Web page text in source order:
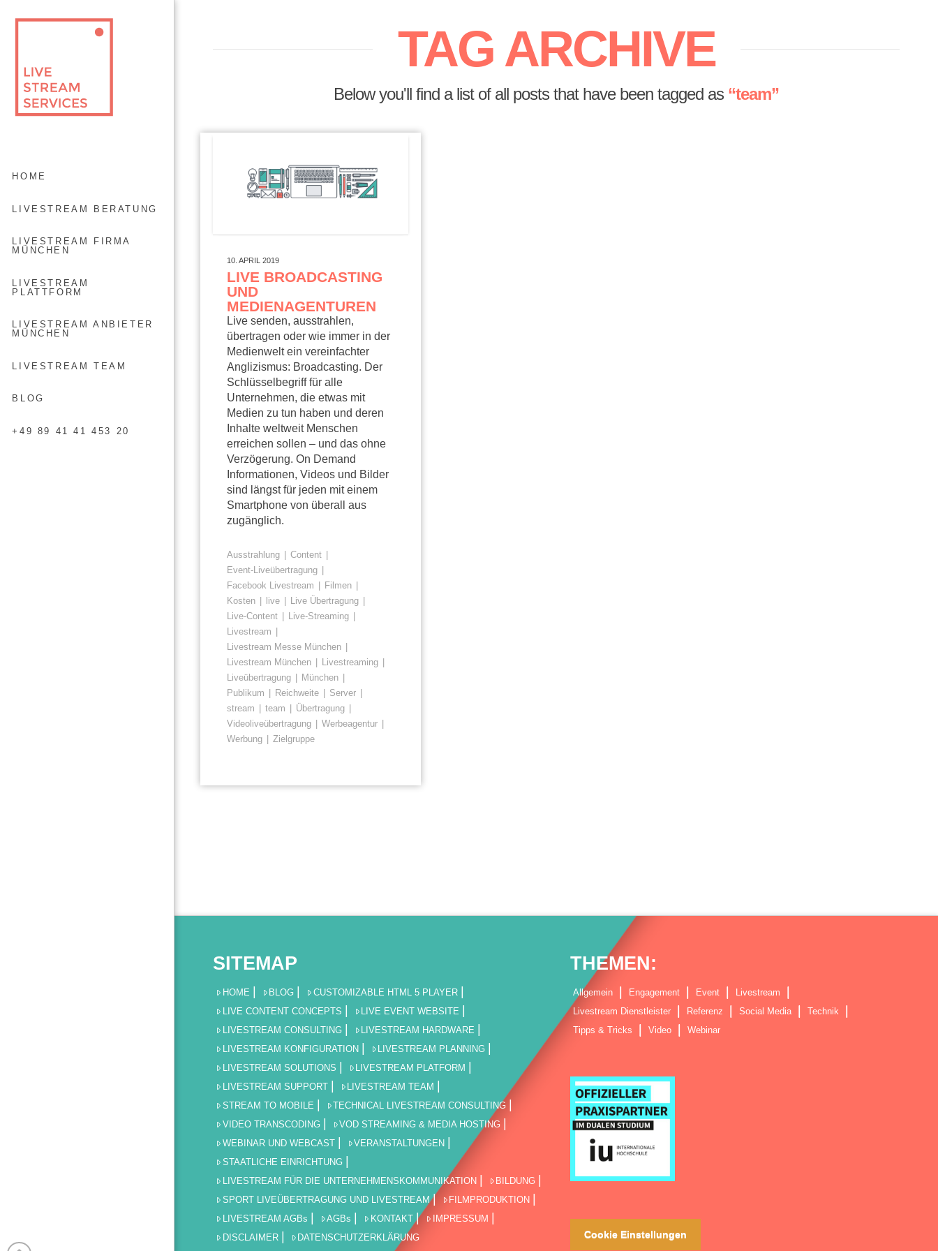
HOME
LIVESTREAM BERATUNG
LIVESTREAM FIRMA
MÜNCHEN
LIVESTREAM
PLATTFORM
LIVESTREAM ANBIETER
MÜNCHEN
LIVESTREAM TEAM
BLOG
+49 89 41 41 453 20
TAG ARCHIVE
Below you'll find a list of all posts that have been tagged as “team”
10. APRIL 2019
LIVE BROADCASTING
UND
MEDIENAGENTUREN
Live senden, ausstrahlen,
übertragen oder wie immer in der
Medienwelt ein vereinfachter
Anglizismus: Broadcasting. Der
Schlüsselbegriff für alle
Unternehmen, die etwas mit
Medien zu tun haben und deren
Inhalte weltweit Menschen
erreichen sollen – und das ohne
Verzögerung. On Demand
Informationen, Videos und Bilder
sind längst für jeden mit einem
Smartphone von überall aus
zugänglich.
Ausstrahlung
Content
Event-Liveübertragung
Facebook Livestream
Filmen
Kosten
live
Live Übertragung
Live-Content
Live-Streaming
Livestream
Livestream Messe München
Livestream München
Livestreaming
Liveübertragung
München
Publikum
Reichweite
Server
stream
team
Übertragung
Videoliveübertragung
Werbeagentur
Werbung
Zielgruppe
SITEMAP
HOME BLOG
CUSTOMIZABLE HTML 5 PLAYER
LIVE CONTENT CONCEPTS
LIVE EVENT WEBSITE
LIVESTREAM CONSULTING
LIVESTREAM HARDWARE
LIVESTREAM KONFIGURATION
LIVESTREAM PLANNING
LIVESTREAM SOLUTIONS
LIVESTREAM PLATFORM
LIVESTREAM SUPPORT
LIVESTREAM TEAM
STREAM TO MOBILE
TECHNICAL LIVESTREAM CONSULTING
VIDEO TRANSCODING
VOD STREAMING & MEDIA HOSTING
WEBINAR UND WEBCAST
VERANSTALTUNGEN
STAATLICHE EINRICHTUNG
LIVESTREAM FÜR DIE UNTERNEHMENSKOMMUNIKATION
BILDUNG
SPORT LIVEÜBERTRAGUNG UND LIVESTREAM
FILMPRODUKTION
LIVESTREAM AGBs
AGBs KONTAKT
IMPRESSUM
DISCLAIMER
DATENSCHUTZERKLÄRUNG
THEMEN:
Allgemein Engagement Event
Livestream
Livestream Dienstleister
Referenz Social Media
Technik
Tipps & Tricks
Video Webinar
Cookie Einstellungen